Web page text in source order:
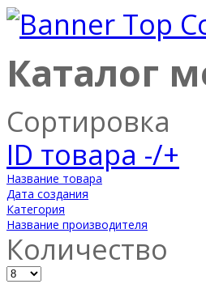
Каталог
Сортировка
ID товара -/+
Название товара
Дата создания
Категория
Название производителя
Количество